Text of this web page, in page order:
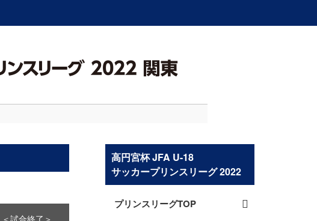
＜試合終了＞
高円宮杯 JFA U-18
サッカープリンスリーグ 2022
プリンスリーグTOP